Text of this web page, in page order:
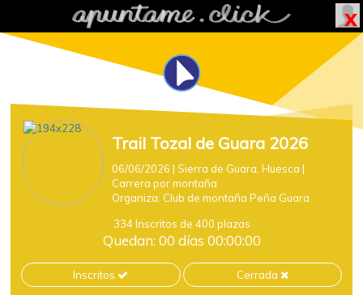
Trail Tozal de Guara 2026
06/06/2026 | Sierra de Guara, Huesca |
Carrera por montaña
Organiza: Club de montaña Peña Guara
334 Inscritos de 400 plazas
Quedan: 00 días 00:00:00
Inscritos Cerrada